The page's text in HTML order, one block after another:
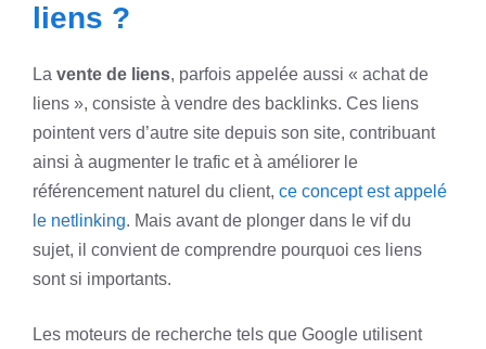
liens ?
La vente de liens, parfois appelée aussi « achat de
liens », consiste à vendre des backlinks. Ces liens
pointent vers d’autre site depuis son site, contribuant
ainsi à augmenter le trafic et à améliorer le
référencement naturel du client, ce concept est appelé
le netlinking. Mais avant de plonger dans le vif du
sujet, il convient de comprendre pourquoi ces liens
sont si importants.
Les moteurs de recherche tels que Google utilisent